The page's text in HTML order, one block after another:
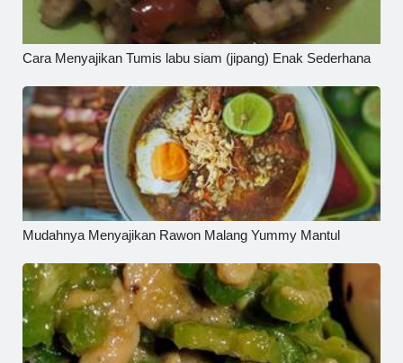
Cara Menyajikan Tumis labu siam (jipang) Enak Sederhana
Mudahnya Menyajikan Rawon Malang Yummy Mantul